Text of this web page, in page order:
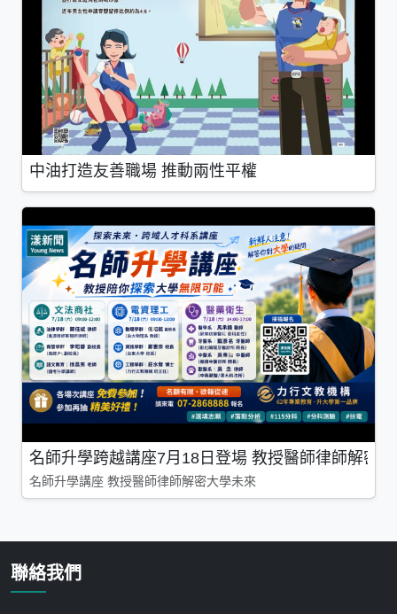
中油打造友善職場 推動兩性平權
名師升學跨越講座7月18日登場 教授醫師律師解密
名師升學講座 教授醫師律師解密大學未來
聯絡我們